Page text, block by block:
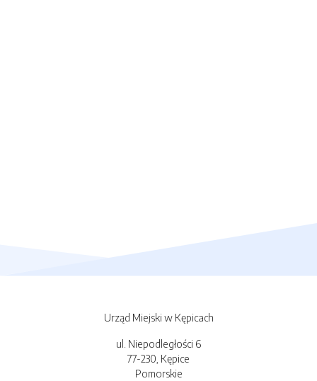
Urząd Miejski w Kępicach
ul. Niepodległości 6
77-230, Kępice
Pomorskie